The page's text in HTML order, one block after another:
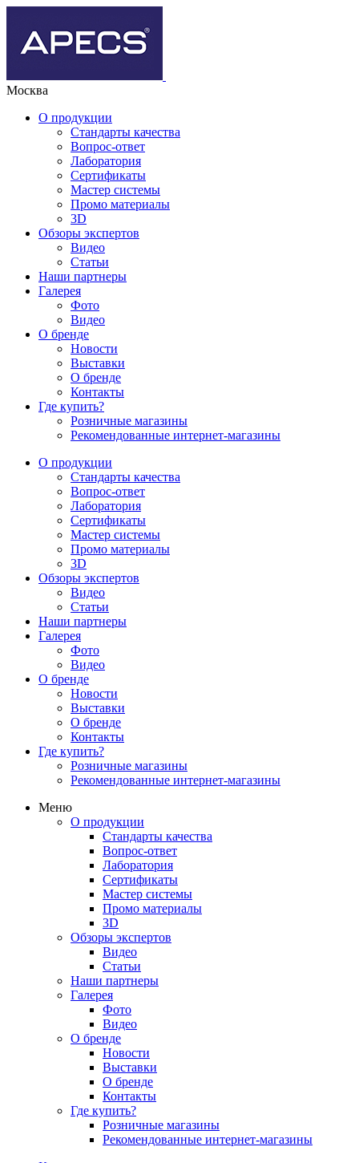
Москва
О продукции
Стандарты качества
Вопрос-ответ
Лаборатория
Сертификаты
Мастер системы
Промо материалы
3D
Обзоры экспертов
Видео
Статьи
Наши партнеры
Галерея
Фото
Видео
О бренде
Новости
Выставки
О бренде
Контакты
Где купить?
Розничные магазины
Рекомендованные интернет-магазины
О продукции
Стандарты качества
Вопрос-ответ
Лаборатория
Сертификаты
Мастер системы
Промо материалы
3D
Обзоры экспертов
Видео
Статьи
Наши партнеры
Галерея
Фото
Видео
О бренде
Новости
Выставки
О бренде
Контакты
Где купить?
Розничные магазины
Рекомендованные интернет-магазины
Меню
О продукции
Стандарты качества
Вопрос-ответ
Лаборатория
Сертификаты
Мастер системы
Промо материалы
3D
Обзоры экспертов
Видео
Статьи
Наши партнеры
Галерея
Фото
Видео
О бренде
Новости
Выставки
О бренде
Контакты
Где купить?
Розничные магазины
Рекомендованные интернет-магазины